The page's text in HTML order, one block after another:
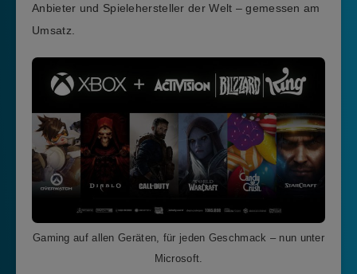
Anbieter und Spielehersteller der Welt – gemessen am
Umsatz.
Gaming auf allen Geräten, für jeden Geschmack – nun unter
Microsoft.